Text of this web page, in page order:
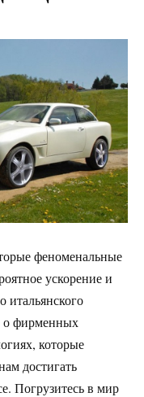
феноменальные
ускорение и
итальянского
о фирменных
которые
достигать
Погрузитесь в мир